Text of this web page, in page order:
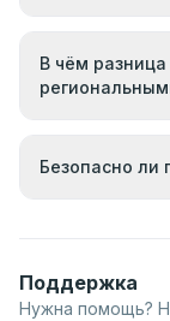
В чём
Безопасно ли
Поддержка
Нужна помощь?